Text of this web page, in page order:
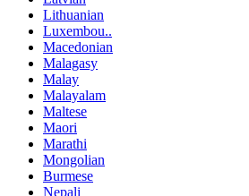
Lithuanian
Luxembou..
Macedonian
Malagasy
Malay
Malayalam
Maltese
Maori
Marathi
Mongolian
Burmese
Nepali